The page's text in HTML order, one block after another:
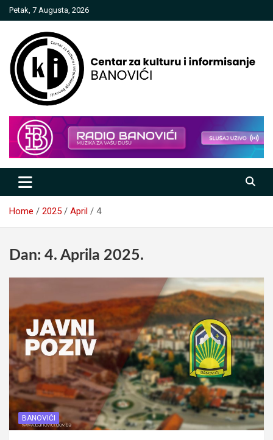
Skip
to
Petak, 7 Augusta, 2026
Centar za kulturu i informisanje
Banovići
Home 2025 April 4
Dan: 4. Aprila 2025.
BANOVIĆI